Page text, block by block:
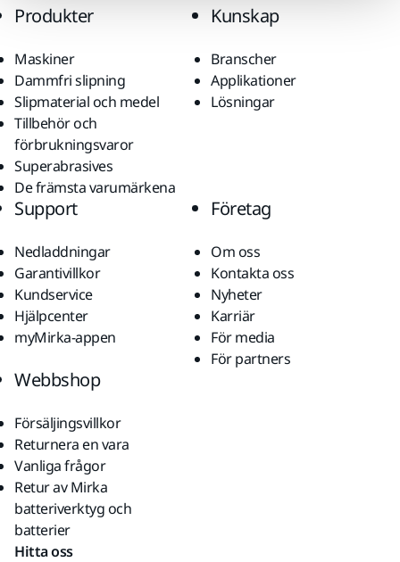
Produkter
Maskiner
Dammfri slipning
Slipmaterial och medel
Tillbehör och
förbrukningsvaror
Superabrasives
De främsta varumärkena
Kunskap
Branscher
Applikationer
Lösningar
Support
Nedladdningar
Garantivillkor
Kundservice
Hjälpcenter
myMirka-appen
Företag
Om oss
Kontakta oss
Nyheter
Karriär
För media
För partners
Webbshop
Försäljingsvillkor
Returnera en vara
Vanliga frågor
Retur av Mirka
batteriverktyg och
batterier
Hitta oss